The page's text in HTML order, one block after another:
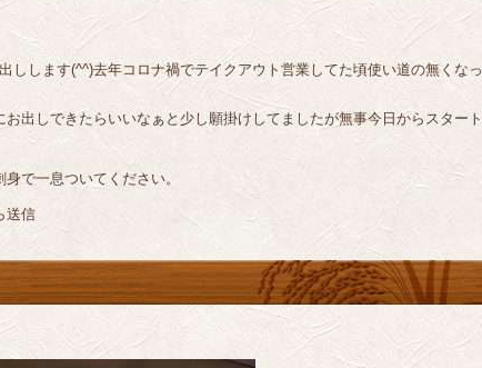
しします(^^)去年コロナ禍でテイクアウト営業してた頃使い道の無くなっ
出しできたらいいなぁと少し願掛けしてましたが無事今日からスタート
で一息ついてください。
送信